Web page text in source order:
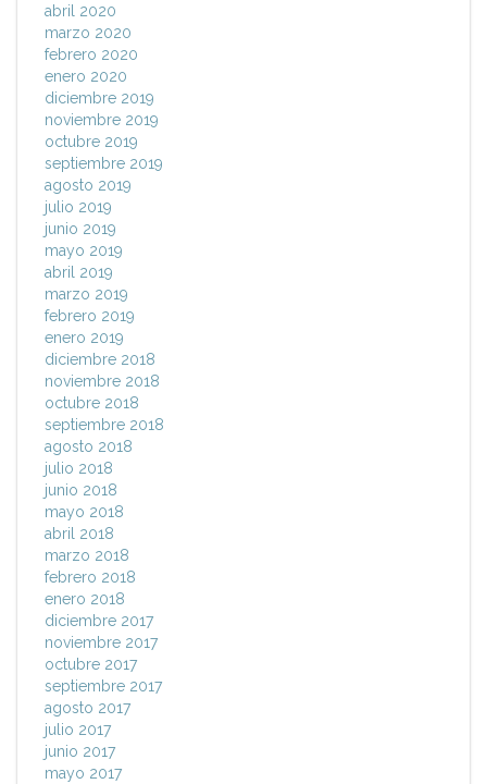
abril 2020
marzo 2020
febrero 2020
enero 2020
diciembre 2019
noviembre 2019
octubre 2019
septiembre 2019
agosto 2019
julio 2019
junio 2019
mayo 2019
abril 2019
marzo 2019
febrero 2019
enero 2019
diciembre 2018
noviembre 2018
octubre 2018
septiembre 2018
agosto 2018
julio 2018
junio 2018
mayo 2018
abril 2018
marzo 2018
febrero 2018
enero 2018
diciembre 2017
noviembre 2017
octubre 2017
septiembre 2017
agosto 2017
julio 2017
junio 2017
mayo 2017